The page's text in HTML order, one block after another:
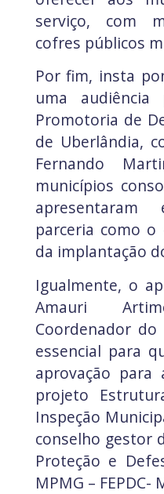
serviço, com
cofres públicos
Por fim, insta
uma
Promotoria de
de Uberlândia,
Fernando
municípios
parceria como o
da implantação
Igualmente, o
Amauri
Coordenador
essencial para
aprovação para
projeto
Inspeção
conselho gestor
Proteção e
MPMG – FEPDC-